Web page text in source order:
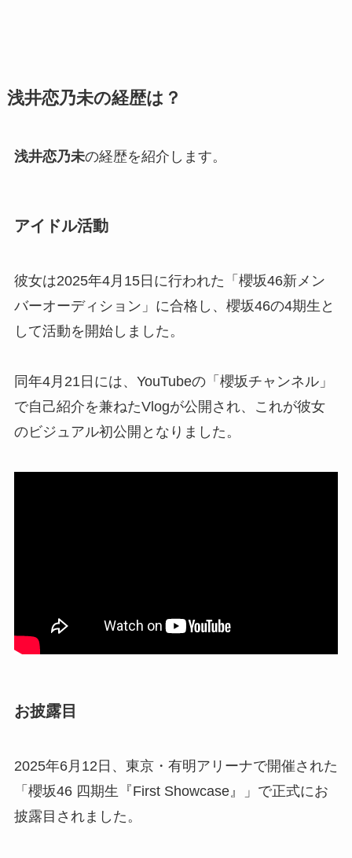
浅井恋乃未の経歴は？
浅井恋乃未の経歴を紹介します。
アイドル活動
彼女は2025年4月15日に行われた「櫻坂46新メン
バーオーディション」に合格し、櫻坂46の4期生と
して活動を開始しました。
同年4月21日には、YouTubeの「櫻坂チャンネル」
で自己紹介を兼ねたVlogが公開され、これが彼女
のビジュアル初公開となりました。
お披露目
2025年6月12日、東京・有明アリーナで開催された
「櫻坂46 四期生『First Showcase』」で正式にお
披露目されました。